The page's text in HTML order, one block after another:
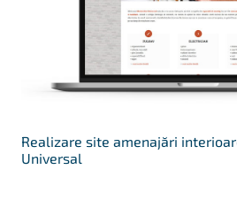
Realizare site amenajări
Universal